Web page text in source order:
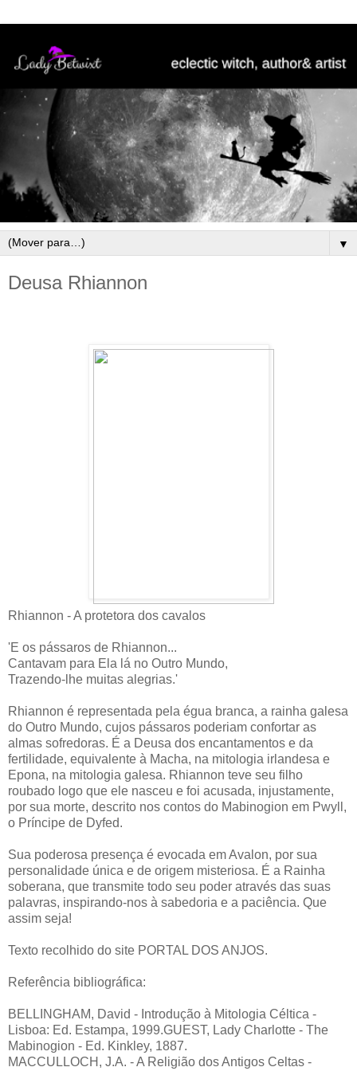
▼
Deusa Rhiannon
Rhiannon - A protetora dos cavalos
'E os pássaros de Rhiannon...
Cantavam para Ela lá no Outro Mundo,
Trazendo-lhe muitas alegrias.'
Rhiannon é representada pela égua branca, a rainha galesa
do Outro Mundo, cujos pássaros poderiam confortar as
almas sofredoras. É a Deusa dos encantamentos e da
fertilidade, equivalente à Macha, na mitologia irlandesa e
Epona, na mitologia galesa. Rhiannon teve seu filho
roubado logo que ele nasceu e foi acusada, injustamente,
por sua morte, descrito nos contos do Mabinogion em Pwyll,
o Príncipe de Dyfed.
Sua poderosa presença é evocada em Avalon, por sua
personalidade única e de origem misteriosa. É a Rainha
soberana, que transmite todo seu poder através das suas
palavras, inspirando-nos à sabedoria e a paciência. Que
assim seja!
Texto recolhido do site PORTAL DOS ANJOS.
Referência bibliográfica:
BELLINGHAM, David - Introdução à Mitologia Céltica -
Lisboa: Ed. Estampa, 1999.GUEST, Lady Charlotte - The
Mabinogion - Ed. Kinkley, 1887.
MACCULLOCH, J.A. - A Religião dos Antigos Celtas -